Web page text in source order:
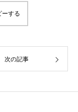
ーする
次の記事